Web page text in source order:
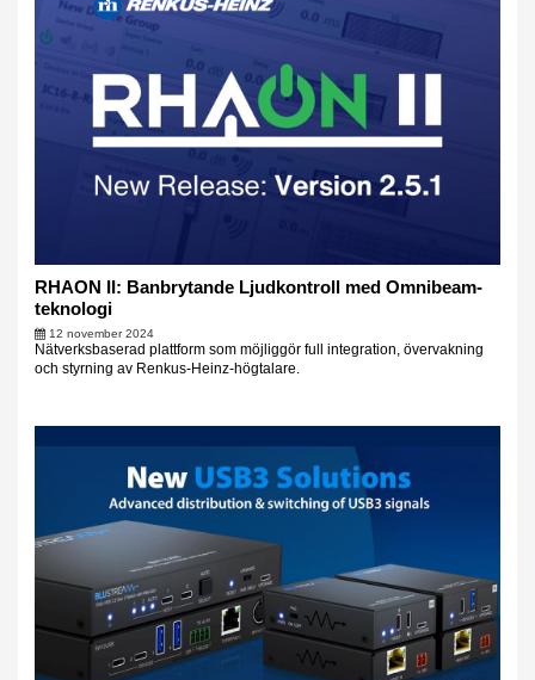
RHAON II: Banbrytande Ljudkontroll med Omnibeam-
teknologi
12 november 2024
Nätverksbaserad plattform som möjliggör full integration, övervakning
och styrning av Renkus-Heinz-högtalare.